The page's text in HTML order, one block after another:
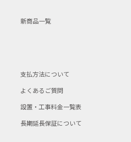
新商品一覧
支払方法について
よくあるご質問
設置・工事料金一覧表
長期延長保証について